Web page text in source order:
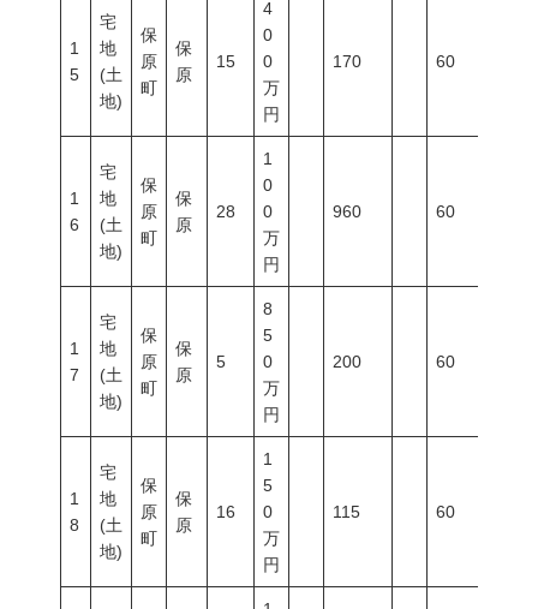
1
5
宅
地
(土
地)
保
原
町
保
原
15
4
0
0
万
円
170 60
1
6
宅
地
(土
地)
保
原
町
保
原
28
1
0
0
万
円
960 60
1
7
宅
地
(土
地)
保
原
町
保
原
5
8
5
0
万
円
200 60
1
8
宅
地
(土
地)
保
原
町
保
原
16
1
5
0
万
円
115 60